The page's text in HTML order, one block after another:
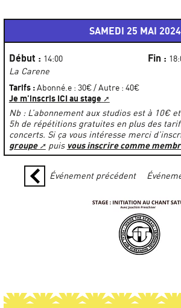
SAMEDI 25 MAI 2024
Début : 14:00 Fin :
La Carene
Tarifs :Abonné.e : 30€ / Autre : 40€
Je m’inscris ICI au stage
Nb : L’abonnement aux studios est à 10€
5h de répétitions gratuites en plus des
concerts. Si ça vous intéresse merci
groupe
puis vous inscrire comme
Événement précédent